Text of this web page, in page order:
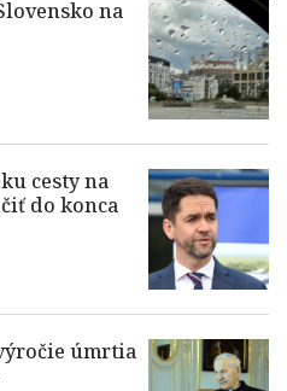
na
cesty na
do konca
úmrtia